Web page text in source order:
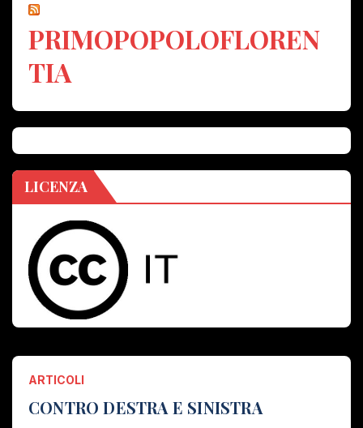
PRIMOPOPOLOFLOREN
TIA
LICENZA
ARTICOLI
CONTRO DESTRA E SINISTRA